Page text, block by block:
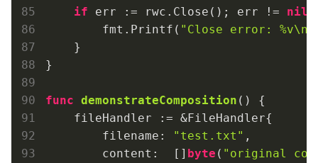
if err := rwc.Close(); err != nil
        fmt.Printf(
"Close error: %v\n"
    }
}
func demonstrateComposition ()
{
    fileHandler := &FileHandler{
        filename:
"test.txt" ,
        content:  []
byte ( "original